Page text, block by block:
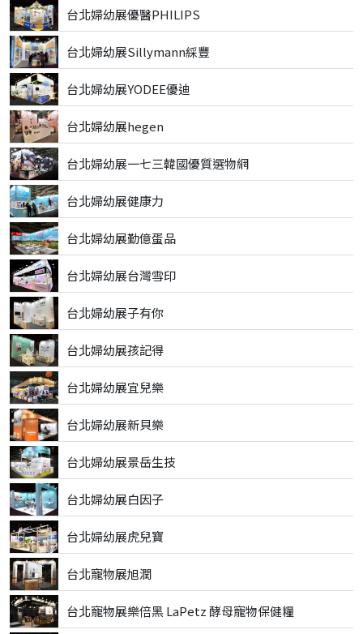
台北婦幼展優醫PHILIPS
台北婦幼展Sillymann綵豐
台北婦幼展YODEE優迪
台北婦幼展hegen
台北婦幼展一七三韓國優質選物網
台北婦幼展健康力
台北婦幼展勤億蛋品
台北婦幼展台灣雪印
台北婦幼展子有你
台北婦幼展孩記得
台北婦幼展宜兒樂
台北婦幼展新貝樂
台北婦幼展景岳生技
台北婦幼展白因子
台北婦幼展虎兒寶
台北寵物展旭潤
台北寵物展樂倍黑 LaPetz 酵母寵物保健糧